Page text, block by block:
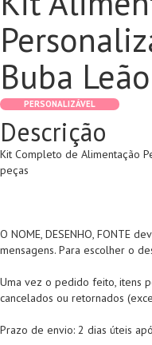
Buba
PERSONALIZÁVEL
Descrição
Kit Completo de Alimentação
peças
O NOME, DESENHO, FONTE
mensagens. Para escolher o
Uma vez o pedido feito, itens
cancelados ou retornados
Prazo de envio: 2 dias úteis